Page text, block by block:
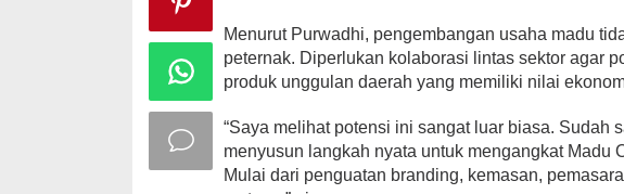
Menurut Purwadhi, pengembangan usaha madu
peternak. Diperlukan kolaborasi lintas sektor agar
produk unggulan daerah yang memiliki nilai
“Saya melihat potensi ini sangat luar biasa. Sudah
menyusun langkah nyata untuk mengangkat Madu
Mulai dari penguatan branding, kemasan,